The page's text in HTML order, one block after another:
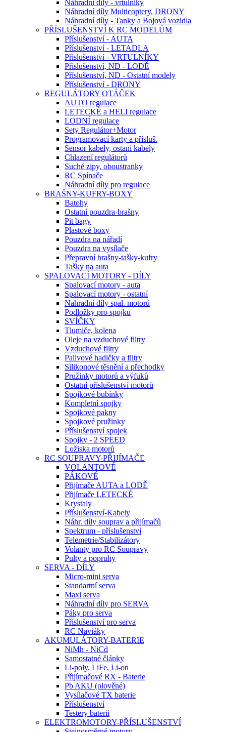
Náhradní díly - vrtulníky
Náhradní díly Multicoptery, DRONY
Náhradní díly - Tanky a Bojová vozidla
PŘÍSLUŠENSTVÍ K RC MODELŮM
Příslušenství - AUTA
Příslušenství - LETADLA
Příslušenství - VRTULNÍKY
Příslušenství, ND - LODĚ
Příslušenství, ND - Ostatní modely
Příslušenství - DRONY
REGULÁTORY OTÁČEK
AUTO regulace
LETECKÉ a HELI regulace
LODNÍ regulace
Sety Regulátor+Motor
Programovací karty a přísluš.
Sensor kabely, ostaní kabely
Chlazení regulátorů
Suché zipy, oboustranky
RC Spínače
Náhradní díly pro regulace
BRAŠNY-KUFRY-BOXY
Batohy
Ostatní pouzdra-brašny
Pit bagy
Plastové boxy
Pouzdra na nářadí
Pouzdra na vysílače
Přepravní brašny-tašky-kufry
Tašky na auta
SPALOVACÍ MOTORY - DÍLY
Spalovací motory - auta
Spalovací motory - ostatní
Nahradní díly spal. motorů
Podložky pro spojku
SVÍČKY
Tlumiče, kolena
Oleje na vzduchové filtry
Vzduchové filtry
Palivové hadičky a filtry
Silikonové těsnění a přechodky
Pružinky motorů a výfuků
Ostatní příslušenství motorů
Spojkové bubínky
Kompletní spojky
Spojkové pakny
Spojkové pružinky
Příslušenství spojek
Spojky - 2 SPEED
Ložiska motorů
RC SOUPRAVY-PŘIJÍMAČE
VOLANTOVÉ
PÁKOVÉ
Přijímače AUTA a LODĚ
Přijímače LETECKÉ
Krystaly
Příslušenství-Kabely
Náhr. díly souprav a přijímačů
Spektrum - příslušenství
Telemetrie/Stabilizátory
Volanty pro RC Soupravy
Pulty a popruhy
SERVA - DÍLY
Micro-mini serva
Standartní serva
Maxi serva
Náhradní díly pro SERVA
Páky pro serva
Příslušenství pro serva
RC Naviáky
AKUMULÁTORY-BATERIE
NiMh - NiCd
Samostatné články
Li-poly, LiFe, Li-on
Přijímačové RX - Baterie
Pb AKU (olověné)
Vysílačové TX baterie
Příslušenství
Testery baterií
ELEKTROMOTORY-PŘÍSLUŠENSTVÍ